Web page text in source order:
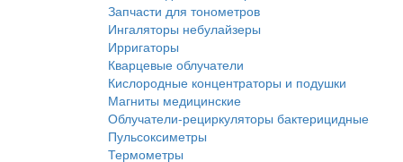
Запчасти для тонометров
Ингаляторы небулайзеры
Ирригаторы
Кварцевые облучатели
Кислородные концентраторы и подушки
Магниты медицинские
Облучатели-рециркуляторы бактерицидные
Пульсоксиметры
Термометры